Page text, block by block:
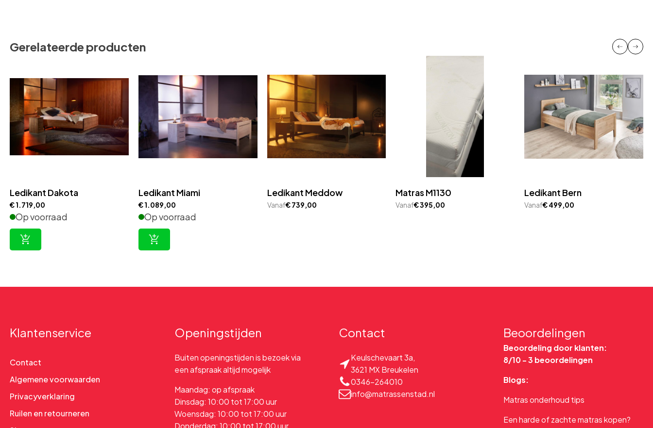
Gerelateerde producten
Ledikant Dakota
€1.719,00
Op voorraad
Ledikant Miami
€1.089,00
Op voorraad
Ledikant Meddow
Vanaf€739,00
Matras M1130
Vanaf€395,00
Ledikant Bern
Vanaf€499,00
Klantenservice
Contact
Algemene voorwaarden
Privacyverklaring
Ruilen en retourneren
Openingstijden
Buiten openingstijden is bezoek via
een afspraak altijd mogelijk
Maandag: op afspraak
Dinsdag: 10:00 tot 17:00 uur
Woensdag: 10:00 tot 17:00 uur
Contact
Keulschevaart 3a,
3621 MX Breukelen
0346-264010
info@matrassenstad.nl
Beoordelingen
Beoordeling door klanten:
8/10 -3 beoordelingen
Blogs:
Matras onderhoud tips
Een harde of zachte matras kopen?